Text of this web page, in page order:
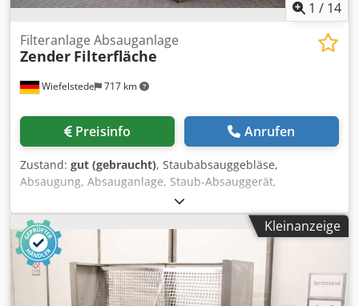
1 / 14
Wiefelstede 717 km
Filteranlage Absauganlage
Zender Filterfläche
Preisinfo Anrufen
Zustand: gut (gebraucht), Staubabsauggebläse,
Absaugung, Absauganlage, Staub-Absauggerät,
Zyklonabscheider,Zyklon, Abscheider, Staubabscheider,
Fliehkraftabscheider, Schweissrauchfilter,
Schweissrauchabsaugung, Rauchgassauglüfter,
Filteranlage, Patronen-Entstaubungsanlage,
Patronenfiltergerät, Patronenfilter -Hersteller: Zender,
Filteranlage Patronenfilter mit pneumatischer
Filterreinigung -Öffnung Eingang: Ø 390 mm -Öffnung
Kleinanzeige